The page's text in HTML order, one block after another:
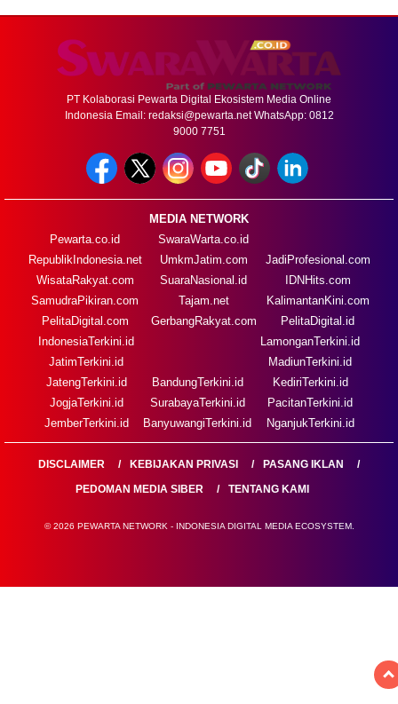
PT Kolaborasi Pewarta Digital Ekosistem Media Online
Indonesia Email: redaksi@pewarta.netWhatsApp: 0812
9000 7751
MEDIA NETWORK
Pewarta.co.id
RepublikIndonesia.net
WisataRakyat.com
SamudraPikiran.com
PelitaDigital.com
SwaraWarta.co.id
UmkmJatim.com
SuaraNasional.id
Tajam.net
GerbangRakyat.com
JadiProfesional.com
IDNHits.com
KalimantanKini.com
PelitaDigital.id
IndonesiaTerkini.id
JatimTerkini.id
JatengTerkini.id
JogjaTerkini.id
JemberTerkini.id
BandungTerkini.id
SurabayaTerkini.id
BanyuwangiTerkini.id
LamonganTerkini.id
MadiunTerkini.id
KediriTerkini.id
PacitanTerkini.id
NganjukTerkini.id
DISCLAIMER KEBIJAKAN PRIVASI
PASANG IKLAN
PEDOMAN MEDIA SIBER
TENTANG KAMI
© 2026 PEWARTA NETWORK - INDONESIA DIGITAL MEDIA ECOSYSTEM.